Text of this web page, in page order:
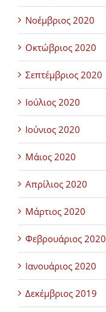
Νοέμβριος 2020
Οκτώβριος 2020
Σεπτέμβριος 2020
Ιούλιος 2020
Ιούνιος 2020
Μάιος 2020
Απρίλιος 2020
Μάρτιος 2020
Φεβρουάριος 2020
Ιανουάριος 2020
Δεκέμβριος 2019